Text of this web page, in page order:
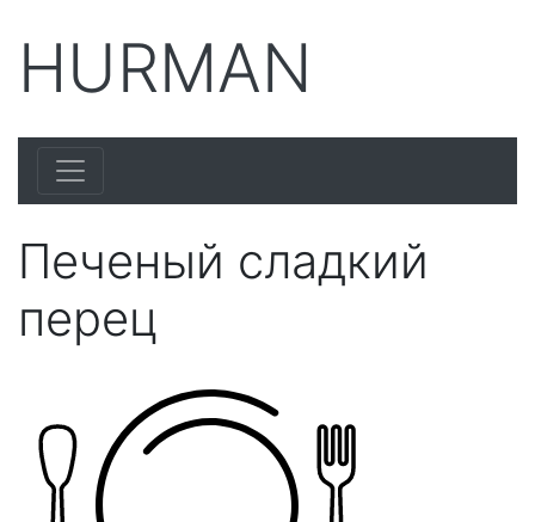
HURMAN
Печеный сладкий
перец